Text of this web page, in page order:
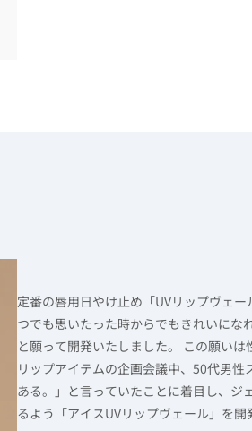
定番の唇用日やけ止め「UVリップヴェ
つでも思いたった時からでもきれいにな
と願って開発いたしました。 この願い
リップアイテムの企画会議中、50代男
ある。」と言っていたことに着目し、ジ
るよう「アイスUVリップヴェール」を開